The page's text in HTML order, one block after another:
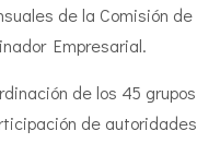
de la Comisión de
Empresarial.
de los 45 grupos
de autoridades